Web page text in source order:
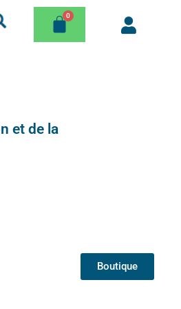
et de la
Boutique